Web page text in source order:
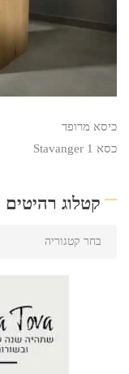
כיסא מרופד
כסא Stavanger 1
קטלוג רהיטים